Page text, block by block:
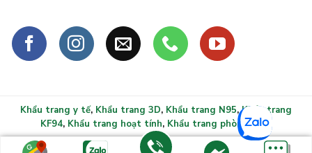
Khẩu trang y tế, Khẩu trang 3D, Khẩu trang N95,Khẩu trang
KF94, Khẩu trang hoạt tính, Khẩu trang phòng sạch
Copyright 2026 ©Khẩu trang y tế xlmask.vn - Bảo vệ sức